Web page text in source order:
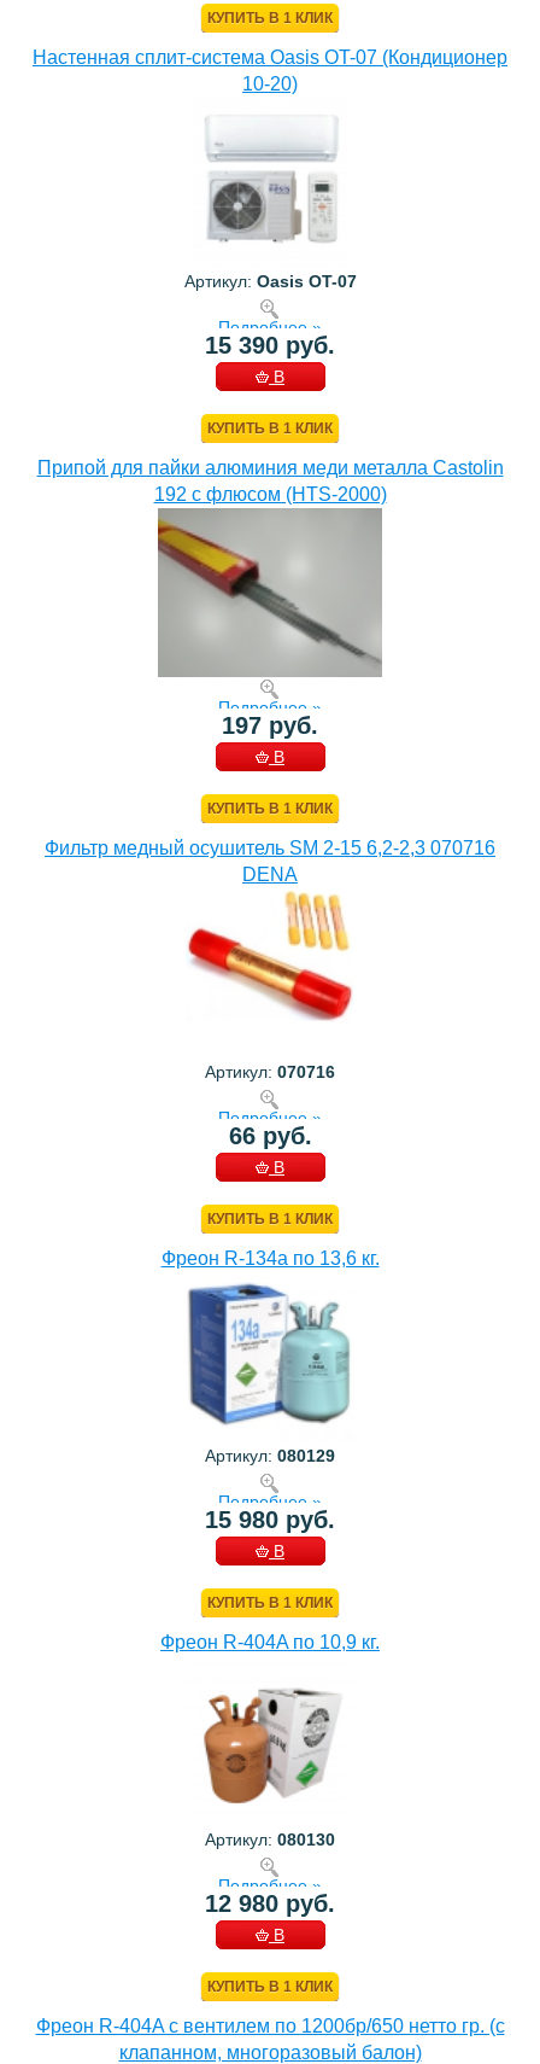
КУПИТЬ В 1 КЛИК
Настенная сплит-система Oasis OT-07 (Кондиционер
10-20)
Артикул: Oasis OT-07
Подробнее »
15 390 руб.
В
КУПИТЬ В 1 КЛИК
Припой для пайки алюминия меди металла Castolin
192 с флюсом (HTS-2000)
Подробнее »
197 руб.
В
КУПИТЬ В 1 КЛИК
Фильтр медный осушитель SM 2-15 6,2-2,3 070716
DENA
Артикул: 070716
Подробнее »
66 руб.
В
КУПИТЬ В 1 КЛИК
Фреон R-134a по 13,6 кг.
Артикул: 080129
Подробнее »
15 980 руб.
В
КУПИТЬ В 1 КЛИК
Фреон R-404A по 10,9 кг.
Артикул: 080130
Подробнее »
12 980 руб.
В
КУПИТЬ В 1 КЛИК
Фреон R-404A с вентилем по 1200бр/650 нетто гр. (с
клапанном, многоразовый балон)